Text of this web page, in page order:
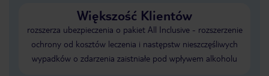
Większość Klientów
rozszerza ubezpieczenia o pakiet All Inclusive - rozszerzenie
ochrony od kosztów leczenia i następstw nieszczęśliwych
wypadków o zdarzenia zaistniałe pod wpływem alkoholu